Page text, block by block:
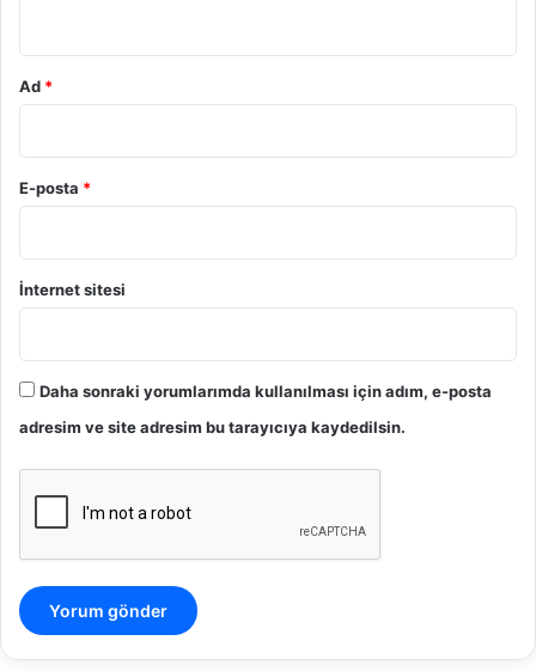
Ad *
E-posta *
İnternet sitesi
Daha sonraki yorumlarımda kullanılması için adım, e-posta
adresim ve site adresim bu tarayıcıya kaydedilsin.